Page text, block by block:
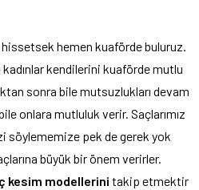
hemen kuaförde buluruz.
kendilerini kuaförde mutlu
sonra bile mutsuzlukları devam
onlara mutluluk verir. Saçlarımız
söylememize pek de gerek yok
büyük bir önem verirler.
kesim modellerini takip etmektir